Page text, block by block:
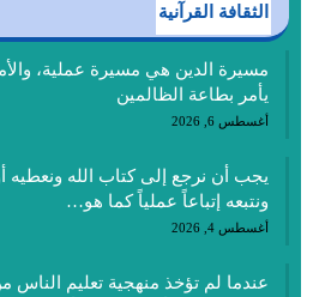
الثقافة القرآنية
مسيرة الدين هي مسيرة عملية،
يأمر بطاعة الظالمين
أغسطس 6, 2026
يجب أن نرجع إلى كتاب الله ونعطيه
ونتبعه إتباعاً عملياً كما هو…
أغسطس 4, 2026
عندما لم تؤخذ منهجية تعليم الناس